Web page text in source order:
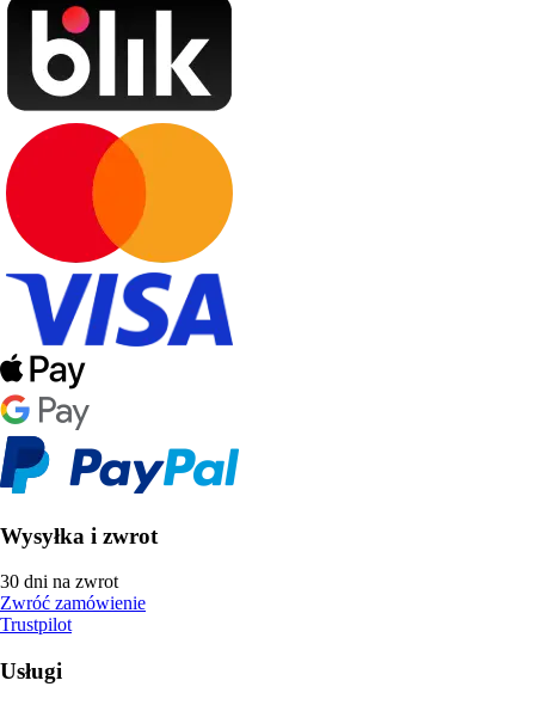
Wysyłka i zwrot
30 dni na zwrot
Zwróć zamówienie
Trustpilot
Usługi